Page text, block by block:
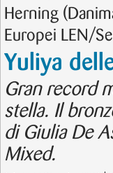
Herning
Europei LEN/
Yuliya
Gran record
stella. Il
di Giulia De
Mixed.